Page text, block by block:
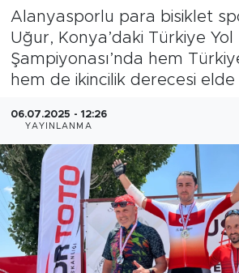
Alanyasporlu para bisiklet
Uğur, Konya’daki Türkiye Yol
Şampiyonası’nda hem
hem de ikincilik derecesi
06.07.2025 - 12:26
YAYINLANMA
Kültür- Sanat
Magazin
Özel Haber
Politika
Resmi İlanlar
Sağlık
Haber Arşivi